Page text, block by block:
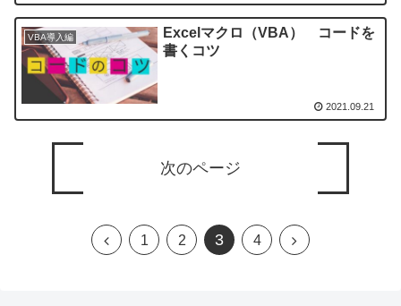
VBA導入編
Excelマクロ（VBA） コードを
書くコツ
2021.09.21
次のページ
1 2 3 4